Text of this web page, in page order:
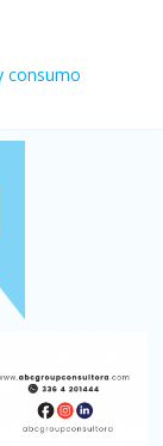
consumo
país, un 5,9%
en
de Leo
y ya
el sector